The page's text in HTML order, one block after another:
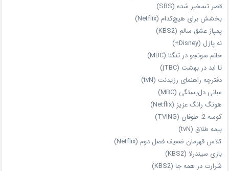
قصر تسخیر شده (SBS)
بخشش برای هیچ‌کدام (Netflix)
پمپاژ عشق سالم (KBS2)
نه پازل (Disney+)
خانم سونجو در تنگنا (MBC)
تا ابد در بهشت (jTBC)
دفترچه راهنمای رزیدنت (tvN)
مبانی دل‌بستگی (MBC)
هونگ رانگ عزیز (Netflix)
کوسه 2: طوفان (TVING)
بیمه طلاق (tvN)
کلاس قهرمان ضعیف فصل دوم (Netflix)
بازی سیندرلا (KBS2)
شرارت در همه‌ جا (KBS2)